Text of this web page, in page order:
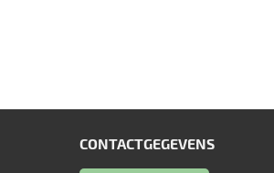
CONTACTGEGEVENS